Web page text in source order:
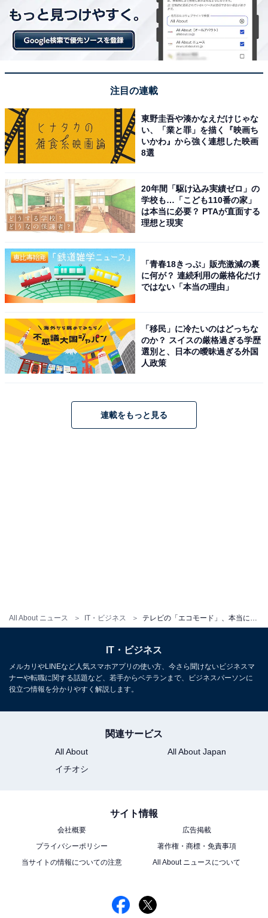
All About ニュース IT・ビジネス
これらのエコモードを使用することで、どれだけの省エ
ネにつながるかは、その家庭における使い方によるた
め、数値として出すことはできません。
しかし、テレビのエコモードは確実に省エネに寄与して
います。利用者が日常的にエコモードを活用すること
で、長期的にみれば電気代の節約にもつながり、環境へ
の配慮にもなります。ぜひ積極的に利用してください。
All About ガイドがすすめるテレビ：ソニー「K-
55XR70」
聞、雑誌など多数のメディアに出演。ラジオ番組の
次ページ テレビの「寿命」はどれくらい？
注目の連載
東野圭吾や湊かなえだけじゃな
い、「業と罪」を描く『映画ち
いかわ』から強く連想した映画
8選
20年間「駆け込み実績ゼロ」の
学校も…「こども110番の家」
は本当に必要？ PTAが直面する
理想と現実
「青春18きっぷ」販売激減の裏
に何が？ 連続利用の厳格化だけ
ではない「本当の理由」
「移民」に冷たいのはどっちな
のか？ スイスの厳格過ぎる学歴
選別と、日本の曖昧過ぎる外国
人政策
連載をもっと見る
IT・ビジネス
メルカリやLINEなど人気スマホアプリの使い方、今さら聞けないビジネスマ
ナーや転職に関する話題など、若手からベテランまで、ビジネスパーソンに
役立つ情報を分かりやすく解説します。
関連サービス
All About
All About Japan
イチオシ
サイト情報
会社概要
広告掲載
プライバシーポリシー
著作権・商標・免責事項
当サイトの情報についての注意
All About ニュースについて